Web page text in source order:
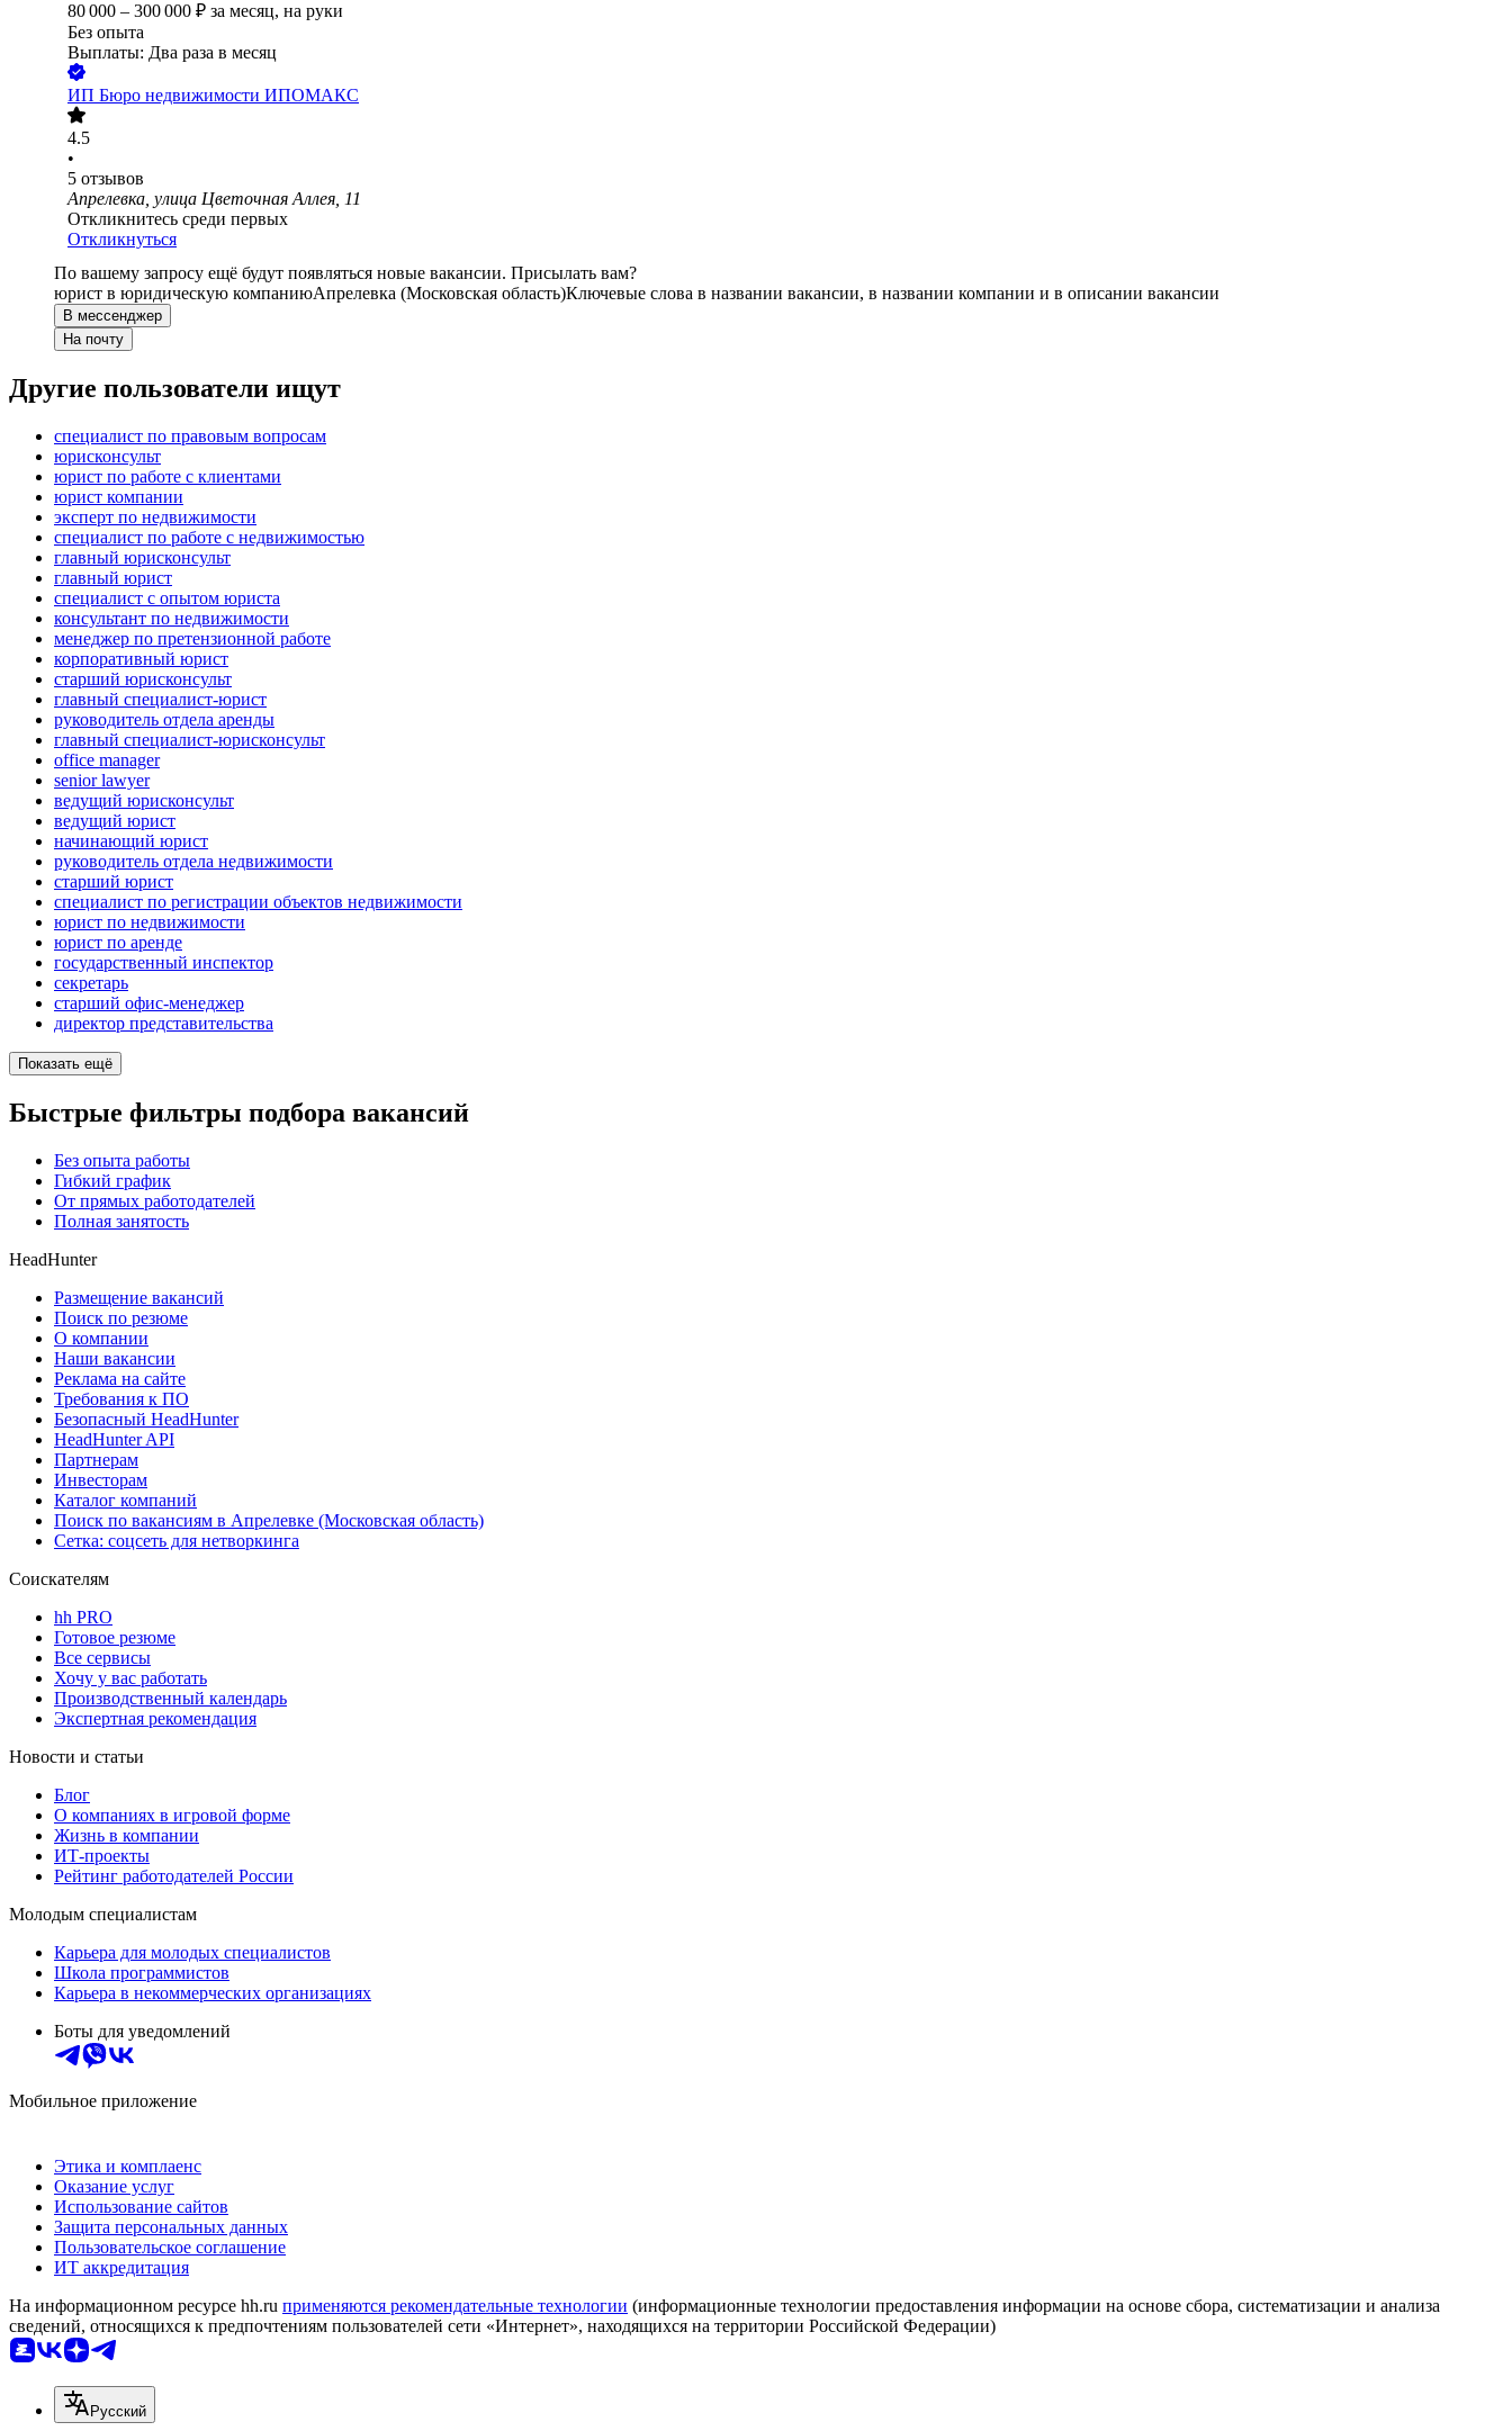
80 000 – 300 000 ₽ за месяц, на руки
Без опыта
Выплаты: Два раза в месяц
ИП Бюро недвижимости ИПОМАКС
4.5
•
5 отзывов
Апрелевка, улица Цветочная Аллея, 11
Откликнитесь среди первых
Откликнуться
По вашему запросу ещё будут появляться новые вакансии. Присылать вам?
юрист в юридическую компаниюАпрелевка (Московская область)Ключевые слова в названии вакансии, в названии компании и в описании вакансии
В мессенджер
На почту
Другие пользователи ищут
специалист по правовым вопросам
юрисконсульт
юрист по работе с клиентами
юрист компании
эксперт по недвижимости
специалист по работе с недвижимостью
главный юрисконсульт
главный юрист
специалист с опытом юриста
консультант по недвижимости
менеджер по претензионной работе
корпоративный юрист
старший юрисконсульт
главный специалист-юрист
руководитель отдела аренды
главный специалист-юрисконсульт
office manager
senior lawyer
ведущий юрисконсульт
ведущий юрист
начинающий юрист
руководитель отдела недвижимости
старший юрист
специалист по регистрации объектов недвижимости
юрист по недвижимости
юрист по аренде
государственный инспектор
секретарь
старший офис-менеджер
директор представительства
Показать ещё
Быстрые фильтры подбора вакансий
Без опыта работы
Гибкий график
От прямых работодателей
Полная занятость
HeadHunter
Размещение вакансий
Поиск по резюме
О компании
Наши вакансии
Реклама на сайте
Требования к ПО
Безопасный HeadHunter
HeadHunter API
Партнерам
Инвесторам
Каталог компаний
Поиск по вакансиям в Апрелевке (Московская область)
Сетка: соцсеть для нетворкинга
Соискателям
hh PRO
Готовое резюме
Все сервисы
Хочу у вас работать
Производственный календарь
Экспертная рекомендация
Новости и статьи
Блог
О компаниях в игровой форме
Жизнь в компании
ИТ-проекты
Рейтинг работодателей России
Молодым специалистам
Карьера для молодых специалистов
Школа программистов
Карьера в некоммерческих организациях
Боты для уведомлений
Мобильное приложение
Этика и комплаенс
Оказание услуг
Использование сайтов
Защита персональных данных
Пользовательское соглашение
ИТ аккредитация
На информационном ресурсе hh.ru применяются рекомендательные технологии (информационные технологии предоставления информации на основе сбора, систематизации и анализа
сведений, относящихся к предпочтениям пользователей сети «Интернет», находящихся на территории Российской Федерации)
Русский